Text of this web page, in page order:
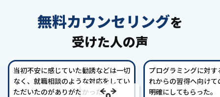
無料カウンセリングを
受けた人の声
当初不安に感じていた勧誘などは一切
なく、就職相談のような対応をしてい
ただいたのがありがたかった。
プログラミングに対
れからの習得へ向け
明確にしてもらった。